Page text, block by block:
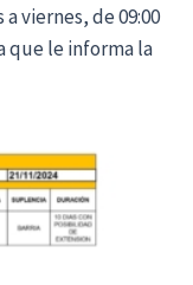
viernes, de 09:00
que le informa la